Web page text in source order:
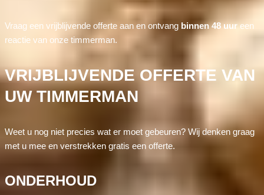
Vraag een vrijblijvende offerte aan en ontvang binnen 48 uureen
reactie van onze timmerman.
VRIJBLIJVENDE OFFERTE VAN
UW TIMMERMAN
Weet u nog niet precies wat er moet gebeuren? Wij denken graag
met u mee en verstrekken gratis een offerte.
ONDERHOUD